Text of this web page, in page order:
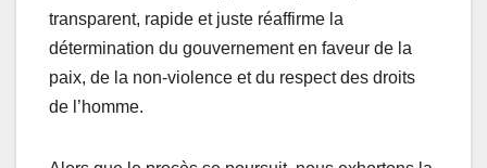
transparent, rapide et juste réaffirme la
détermination du gouvernement en faveur de la
paix, de la non-violence et du respect des droits
de l’homme.